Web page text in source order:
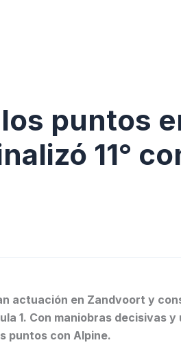
puntos
11°
actuación en Zandvoort y
1. Con maniobras decisivas y
puntos con Alpine.